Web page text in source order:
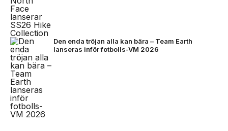
Den enda tröjan alla kan bära – Team Earth
lanseras inför fotbolls-VM 2026